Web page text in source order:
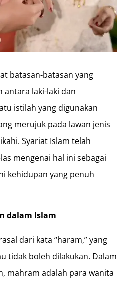
batasan-batasan yang
antara laki-laki dan
istilah yang digunakan
merujuk pada lawan jenis
Syariat Islam telah
mengenai hal ini sebagai
kehidupan yang penuh
dalam Islam
dari kata “haram,” yang
tidak boleh dilakukan. Dalam
mahram adalah para wanita